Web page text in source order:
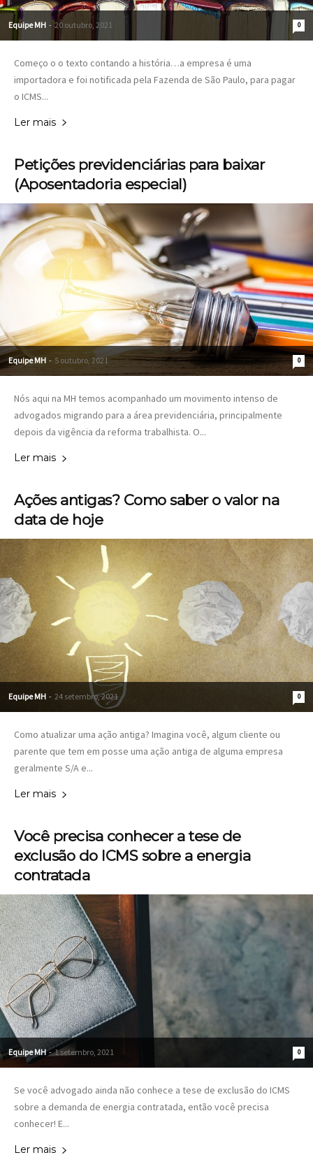
Equipe MH - 20 outubro, 2021 0
Começo o o texto contando a história…a empresa é uma
importadora e foi notificada pela Fazenda de São Paulo, para pagar
o ICMS...
Ler mais
Petições previdenciárias para baixar
(Aposentadoria especial)
Equipe MH - 5 outubro, 2021 0
Nós aqui na MH temos acompanhado um movimento intenso de
advogados migrando para a área previdenciária, principalmente
depois da vigência da reforma trabalhista. O...
Ler mais
Ações antigas? Como saber o valor na
data de hoje
Equipe MH - 24 setembro, 2021 0
Como atualizar uma ação antiga? Imagina você, algum cliente ou
parente que tem em posse uma ação antiga de alguma empresa
geralmente S/A e...
Ler mais
Você precisa conhecer a tese de
exclusão do ICMS sobre a energia
contratada
Equipe MH - 1 setembro, 2021 0
Se você advogado ainda não conhece a tese de exclusão do ICMS
sobre a demanda de energia contratada, então você precisa
conhecer! E...
Ler mais